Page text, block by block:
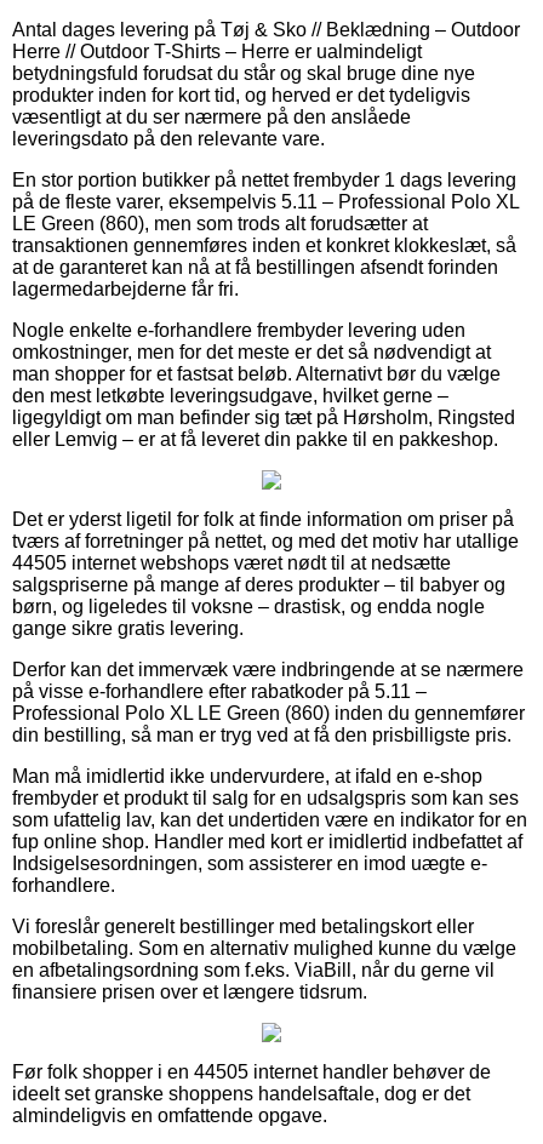
Antal dages levering på Tøj & Sko // Beklædning – Outdoor
Herre // Outdoor T-Shirts – Herre er ualmindeligt
betydningsfuld forudsat du står og skal bruge dine nye
produkter inden for kort tid, og herved er det tydeligvis
væsentligt at du ser nærmere på den anslåede
leveringsdato på den relevante vare.
En stor portion butikker på nettet frembyder 1 dags levering
på de fleste varer, eksempelvis 5.11 – Professional Polo XL
LE Green (860), men som trods alt forudsætter at
transaktionen gennemføres inden et konkret klokkeslæt, så
at de garanteret kan nå at få bestillingen afsendt forinden
lagermedarbejderne får fri.
Nogle enkelte e-forhandlere frembyder levering uden
omkostninger, men for det meste er det så nødvendigt at
man shopper for et fastsat beløb. Alternativt bør du vælge
den mest letkøbte leveringsudgave, hvilket gerne –
ligegyldigt om man befinder sig tæt på Hørsholm, Ringsted
eller Lemvig – er at få leveret din pakke til en pakkeshop.
Det er yderst ligetil for folk at finde information om priser på
tværs af forretninger på nettet, og med det motiv har utallige
44505 internet webshops været nødt til at nedsætte
salgspriserne på mange af deres produkter – til babyer og
børn, og ligeledes til voksne – drastisk, og endda nogle
gange sikre gratis levering.
Derfor kan det immervæk være indbringende at se nærmere
på visse e-forhandlere efter rabatkoder på 5.11 –
Professional Polo XL LE Green (860) inden du gennemfører
din bestilling, så man er tryg ved at få den prisbilligste pris.
Man må imidlertid ikke undervurdere, at ifald en e-shop
frembyder et produkt til salg for en udsalgspris som kan ses
som ufattelig lav, kan det undertiden være en indikator for en
fup online shop. Handler med kort er imidlertid indbefattet af
Indsigelsesordningen, som assisterer en imod uægte e-
forhandlere.
Vi foreslår generelt bestillinger med betalingskort eller
mobilbetaling. Som en alternativ mulighed kunne du vælge
en afbetalingsordning som f.eks. ViaBill, når du gerne vil
finansiere prisen over et længere tidsrum.
Før folk shopper i en 44505 internet handler behøver de
ideelt set granske shoppens handelsaftale, dog er det
almindeligvis en omfattende opgave.